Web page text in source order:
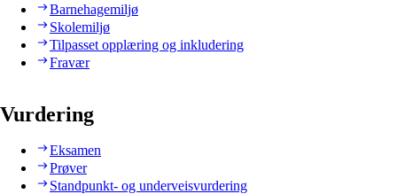
Barnehagemiljø
Skolemiljø
Tilpasset opplæring og inkludering
Fravær
Vurdering
Eksamen
Prøver
Standpunkt- og underveisvurdering